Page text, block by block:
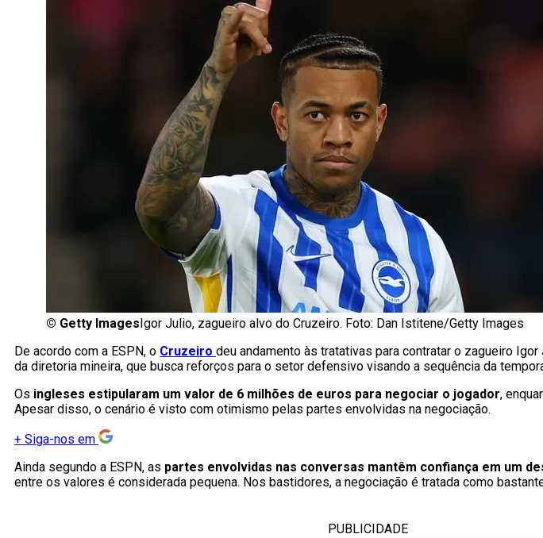
© Getty Images Igor Julio, zagueiro alvo do Cruzeiro. Foto: Dan Istitene/Getty Images
De acordo com a ESPN, o Cruzeiro deu andamento às tratativas para contratar o zagueiro
da diretoria mineira, que busca reforços para o setor defensivo visando a sequência da
Os ingleses estipularam um valor de 6 milhões de euros para negociar o jogador,
Apesar disso, o cenário é visto com otimismo pelas partes envolvidas na negociação.
+ Siga-nos em
Ainda segundo a ESPN, as partes envolvidas nas conversas mantêm confiança em um
entre os valores é considerada pequena. Nos bastidores, a negociação é tratada como
PUBLICIDADE